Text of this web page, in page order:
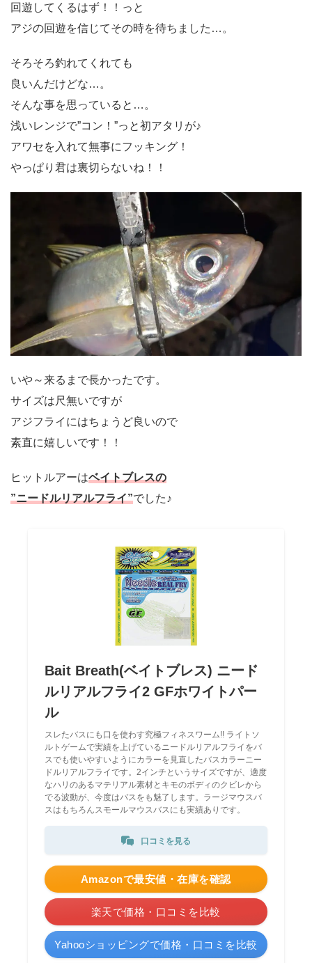
回遊してくるはず！！っと
アジの回遊を信じてその時を待ちました…。
そろそろ釣れてくれても
良いんだけどな…。
そんな事を思っていると…。
浅いレンジで”コン！”っと初アタリが♪
アワセを入れて無事にフッキング！
やっぱり君は裏切らないね！！
いや～来るまで長かったです。
サイズは尺無いですが
アジフライにはちょうど良いので
素直に嬉しいです！！
ヒットルアーはベイトブレスの
”ニードルリアルフライ”でした♪
Bait Breath(ベイトブレス) ニード
ルリアルフライ2 GFホワイトパー
ル
スレたバスにも口を使わす究極フィネスワーム!! ライトソ
ルトゲームで実績を上げているニードルリアルフライをバ
スでも使いやすいようにカラーを見直したバスカラーニー
ドルリアルフライです。2インチというサイズですが、適度
なハリのあるマテリアル素材とキモのボディのクビレから
でる波動が、今度はバスをも魅了します。ラージマウスバ
スはもちろんスモールマウスバスにも実績ありです。
口コミを見る
Amazonで最安値・在庫を確認
楽天で価格・口コミを比較
Yahooショッピングで価格・口コミを比較